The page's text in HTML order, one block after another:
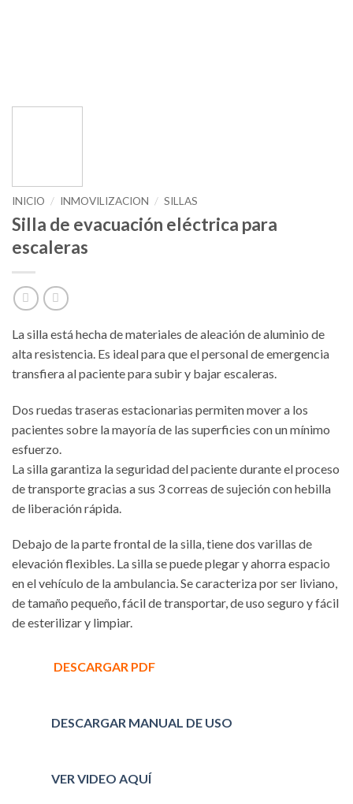
INICIO / INMOVILIZACION / SILLAS
Silla de evacuación eléctrica para
escaleras
La silla está hecha de materiales de aleación de aluminio de
alta resistencia. Es ideal para que el personal de emergencia
transfiera al paciente para subir y bajar escaleras.
Dos ruedas traseras estacionarias permiten mover a los
pacientes sobre la mayoría de las superficies con un mínimo
esfuerzo.
La silla garantiza la seguridad del paciente durante el proceso
de transporte gracias a sus 3 correas de sujeción con hebilla
de liberación rápida.
Debajo de la parte frontal de la silla, tiene dos varillas de
elevación flexibles. La silla se puede plegar y ahorra espacio
en el vehículo de la ambulancia. Se caracteriza por ser liviano,
de tamaño pequeño, fácil de transportar, de uso seguro y fácil
de esterilizar y limpiar.
DESCARGAR PDF
DESCARGAR MANUAL DE USO
VER VIDEO AQUÍ